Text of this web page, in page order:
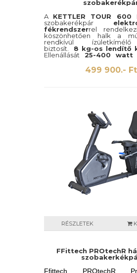
A KETTLER TOUR 600
szobakerékpár
fékrendszerrel
köszönhetően halk a
rendkívül
biztosít. 8 kg-os lendítő
Ellenállását 25-400
499 900.- Ft
RÉSZLETEK
FFittech PROtechR
Ffittech PROtechR